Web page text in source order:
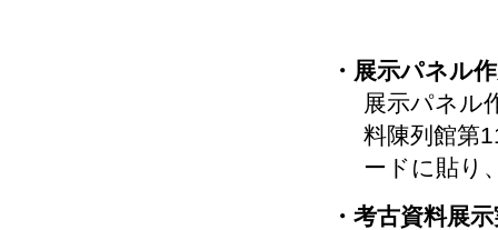
・展示パネル
展示パネル
料陳列館第
ードに貼り
・考古資料展